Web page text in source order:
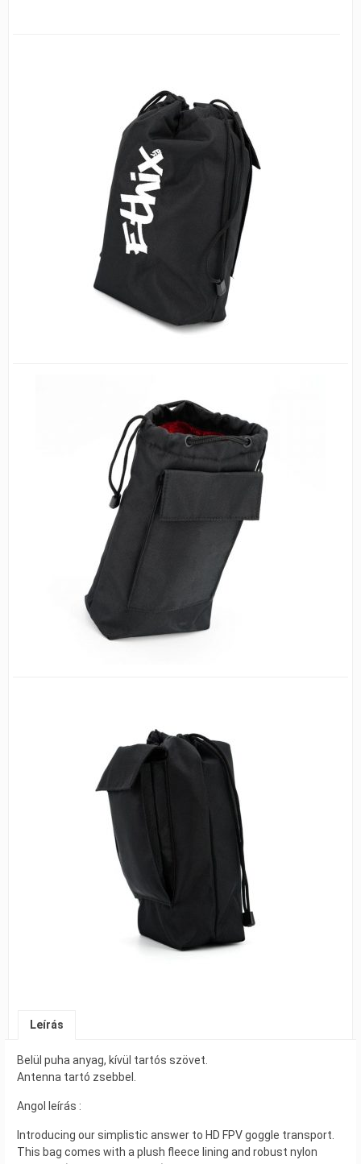
Leírás
Belül puha anyag, kívül tartós szövet.
Antenna tartó zsebbel.
Angol leírás :
Introducing our simplistic answer to HD FPV goggle transport.
This bag comes with a plush fleece lining and robust nylon